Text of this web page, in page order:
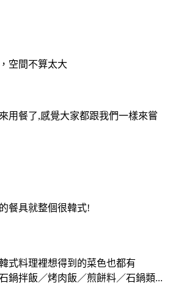
空間不算太大
用餐了,感覺大家都跟我們一樣來嘗
餐具就整個很韓式!
式料理裡想得到的菜色也都有
鍋拌飯／烤肉飯／煎餅料／石鍋類...